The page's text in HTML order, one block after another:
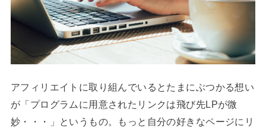
アフィリエイトに取り組んでいるとたまにぶつかる想い
が「プログラムに用意されたリンクは飛び先LPが微
妙・・・」というもの。もっと自分の好きなページにリ